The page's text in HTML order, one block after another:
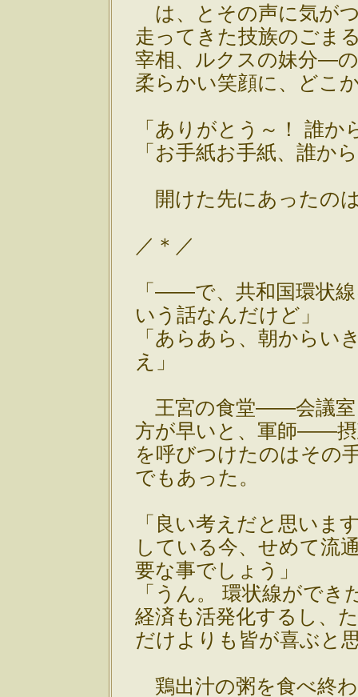
は、とその声に気が
走ってきた技族のごま
宰相、ルクスの妹分―
柔らかい笑顔に、どこ
「ありがとう～！ 誰か
「お手紙お手紙、誰か
開けた先にあったの
／＊／
「――で、共和国環状
いう話なんだけど」
「あらあら、朝からい
え」
王宮の食堂――会議室
方が早いと、軍師――摂
を呼びつけたのはその
でもあった。
「良い考えだと思いま
している今、せめて流
要な事でしょう」
「うん。 環状線ができ
経済も活発化するし、
だけよりも皆が喜ぶと
鶏出汁の粥を食べ終